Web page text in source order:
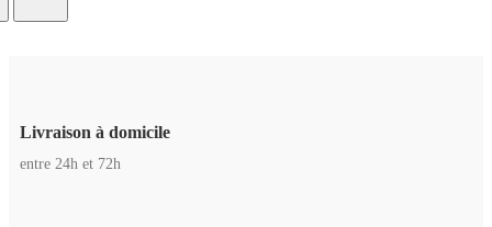
Livraison à domicile
entre 24h et 72h